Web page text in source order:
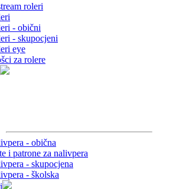
roleri
- obični
- skupocjeni
eye
za rolere
- obična
i patrone za nalivpera
- skupocjena
- školska